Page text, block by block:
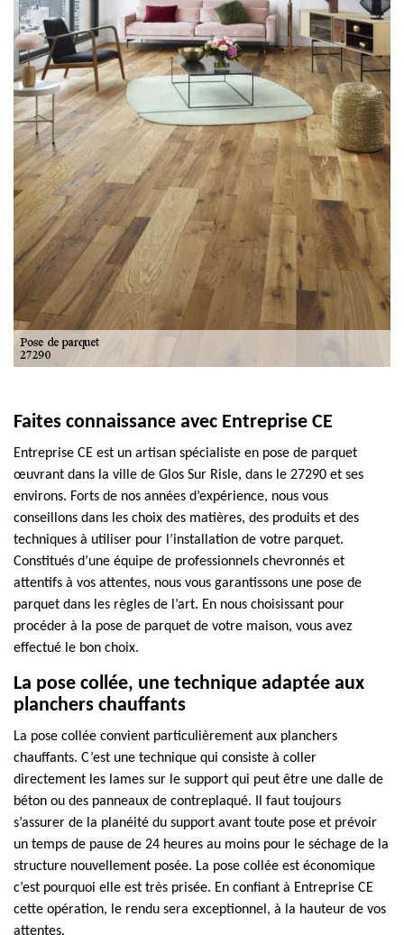
Faites connaissance avec Entreprise CE
Entreprise CE est un artisan spécialiste en pose de parquet
œuvrant dans la ville de Glos Sur Risle, dans le 27290 et ses
environs. Forts de nos années d’expérience, nous vous
conseillons dans les choix des matières, des produits et des
techniques à utiliser pour l’installation de votre parquet.
Constitués d’une équipe de professionnels chevronnés et
attentifs à vos attentes, nous vous garantissons une pose de
parquet dans les règles de l’art. En nous choisissant pour
procéder à la pose de parquet de votre maison, vous avez
effectué le bon choix.
La pose collée, une technique adaptée aux
planchers chauffants
La pose collée convient particulièrement aux planchers
chauffants. C’est une technique qui consiste à coller
directement les lames sur le support qui peut être une dalle de
béton ou des panneaux de contreplaqué. Il faut toujours
s’assurer de la planéité du support avant toute pose et prévoir
un temps de pause de 24 heures au moins pour le séchage de la
structure nouvellement posée. La pose collée est économique
c’est pourquoi elle est très prisée. En confiant à Entreprise CE
cette opération, le rendu sera exceptionnel, à la hauteur de vos
attentes.